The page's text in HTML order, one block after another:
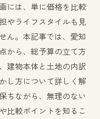
には、単に価格を比較
やライフスタイルも見
ん。本記事では、愛知
から、総予算の立て方
建物本体と土地の内訳
し方について詳しく解
ちながら、無理のない
比較ポイントを知るこ